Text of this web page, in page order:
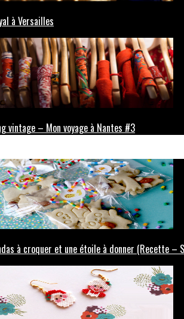
à Versailles
vintage – Mon voyage à Nantes #3
à croquer et une étoile à donner (Recette –